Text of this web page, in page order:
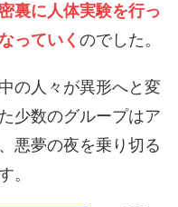
裏に人体実験を行っ
っていく のでした。
の人々が異形へと変
少数のグループはア
悪夢の夜を乗り切る
。